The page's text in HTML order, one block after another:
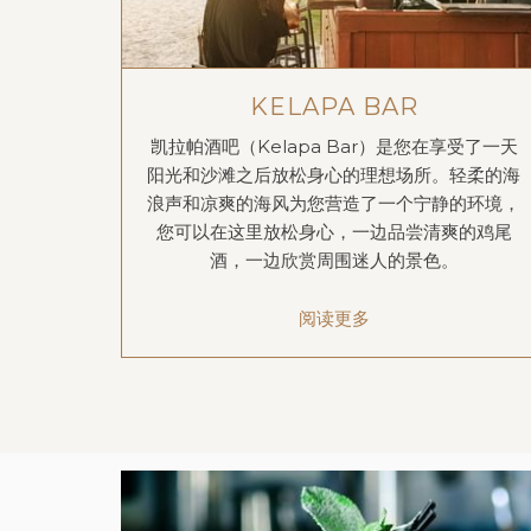
KELAPA BAR
凯拉帕酒吧（Kelapa Bar）是您在享受了一天
阳光和沙滩之后放松身心的理想场所。轻柔的海
浪声和凉爽的海风为您营造了一个宁静的环境，
您可以在这里放松身心，一边品尝清爽的鸡尾
酒，一边欣赏周围迷人的景色。
阅读更多